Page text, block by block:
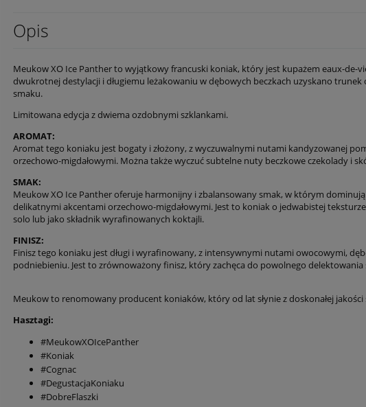
Opis
Meukow XO Ice Panther to wyjątkowy francuski koniak, który jest kupażem eaux-de-
dwukrotnej destylacji i długiemu leżakowaniu w dębowych beczkach uzyskano
smaku.
Limitowana edycja z dwiema ozdobnymi szklankami.
AROMAT:
Aromat tego koniaku jest bogaty i złożony, z wyczuwalnymi nutami kandyzowanej
orzechowo-migdałowymi. Można także wyczuć subtelne nuty beczkowe czekolady i
SMAK:
Meukow XO Ice Panther oferuje harmonijny i zbalansowany smak, w którym
delikatnymi akcentami orzechowo-migdałowymi. Jest to koniak o jedwabistej
solo lub jako składnik wyrafinowanych koktajli.
FINISZ:
Finisz tego koniaku jest długi i wyrafinowany, z intensywnymi nutami owocowymi,
podniebieniu. Jest to zrównoważony finisz, który zachęca do powolnego
Meukow to renomowany producent koniaków, który od lat słynie z doskonałej
Hasztagi:
#MeukowXOIcePanther
#Koniak
#Cognac
#DegustacjaKoniaku
#DobreFlaszki